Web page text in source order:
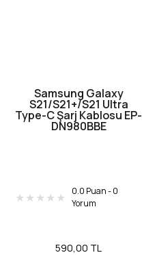
Samsung Galaxy
S21/S21+/S21 Ultra
Type-C Şarj Kablosu EP-
DN980BBE
0.0 Puan - 0
Yorum
590,00 TL